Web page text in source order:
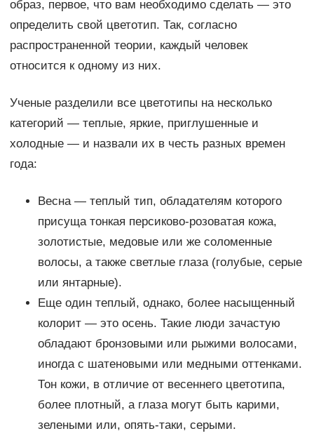
образ, первое, что вам необходимо сделать — это
определить свой цветотип. Так, согласно
распространенной теории, каждый человек
относится к одному из них.
Ученые разделили все цветотипы на несколько
категорий — теплые, яркие, приглушенные и
холодные — и назвали их в честь разных времен
года:
Весна — теплый тип, обладателям которого
присуща тонкая персиково-розоватая кожа,
золотистые, медовые или же соломенные
волосы, а также светлые глаза (голубые, серые
или янтарные).
Еще один теплый, однако, более насыщенный
колорит — это осень. Такие люди зачастую
обладают бронзовыми или рыжими волосами,
иногда с шатеновыми или медными оттенками.
Тон кожи, в отличие от весеннего цветотипа,
более плотный, а глаза могут быть карими,
зелеными или, опять-таки, серыми.